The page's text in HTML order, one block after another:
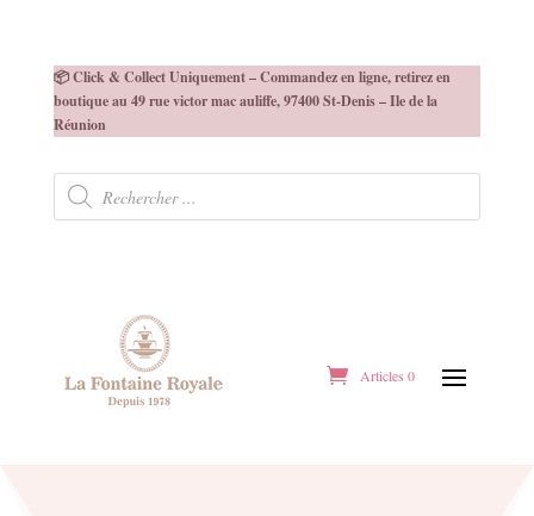
📦 Click & Collect Uniquement – Commandez en ligne, retirez en
boutique au 49 rue victor mac auliffe, 97400 St-Denis – Ile de la
Réunion
Recherche
produits
Articles 0